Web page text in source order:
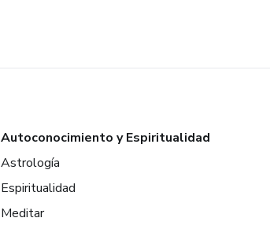
Autoconocimiento y Espiritualidad
Astrología
Espiritualidad
Meditar